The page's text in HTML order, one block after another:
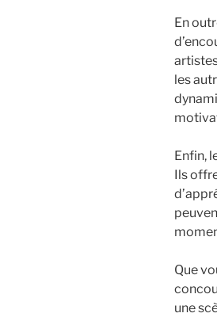
En
les
Enfin,
Ils
Que
une